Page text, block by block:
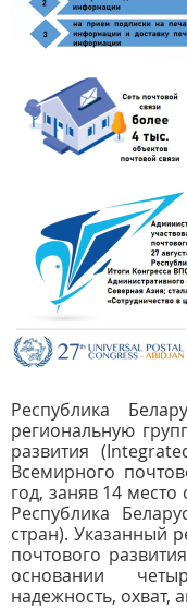
Республика
региональную
развития
Всемирного
год, заняв 14
Республика
стран). Указанный
почтового
основании
надежность, охват,